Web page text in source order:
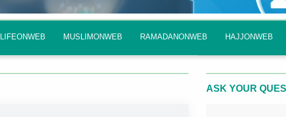
LIFEONWEB MUSLIMONWEB RAMADANONWEB HAJJONWEB
ASK YOUR